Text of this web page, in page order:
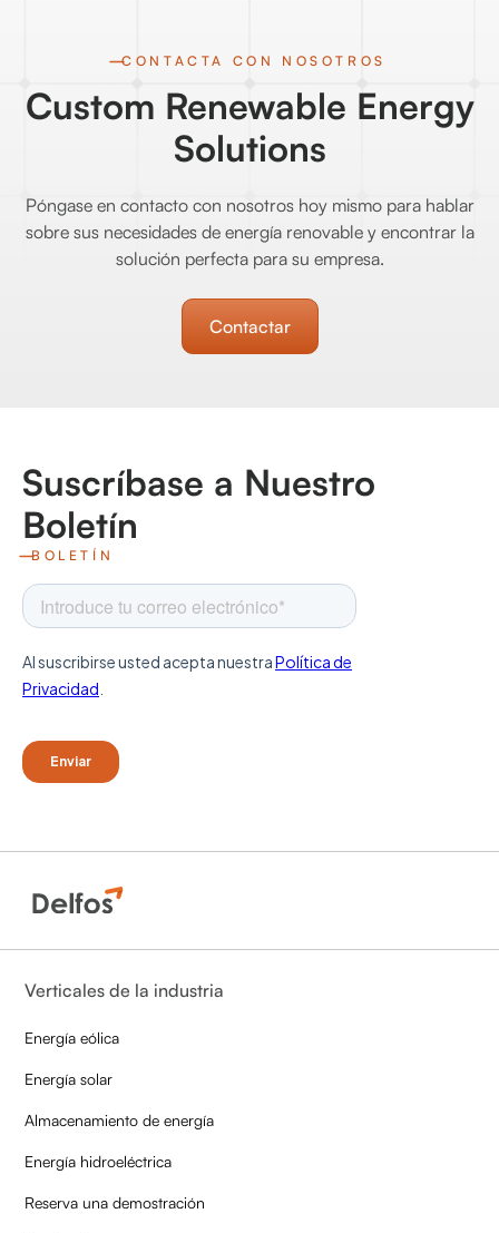
CONTACTA CON NOSOTROS
Custom Renewable Energy
Solutions
Póngase en contacto con nosotros hoy mismo para hablar
sobre sus necesidades de energía renovable y encontrar la
solución perfecta para su empresa.
Contactar
Suscríbase a Nuestro
Boletín
BOLETÍN
Verticales de la industria
Energía eólica
Energía solar
Almacenamiento de energía
Energía hidroeléctrica
Reserva una demostración